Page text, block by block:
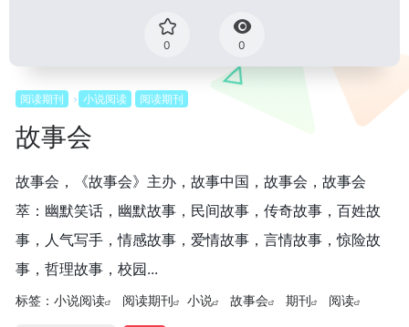
0 0
阅读期刊 小说阅读 阅读期刊
故事会
故事会，《故事会》主办，故事中国，故事会，故事会
萃：幽默笑话，幽默故事，民间故事，传奇故事，百姓故
事，人气写手，情感故事，爱情故事，言情故事，惊险故
事，哲理故事，校园...
标签： 小说阅读 阅读期刊 小说 故事会 期刊 阅读